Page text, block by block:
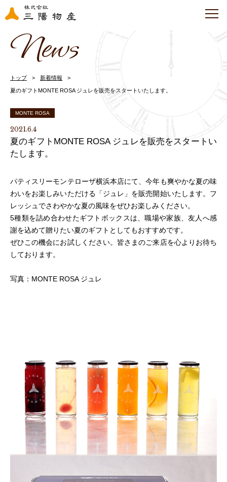
News
トップ 新着情報
夏のギフトMONTE ROSA ジュレを販売をスタートいたします。
MONTE ROSA
2021.6.4
夏のギフトMONTE ROSA ジュレを販売をスタートい
たします。
パティスリーモンテローザ横浜本店にて、今年も爽やかな夏の味
わいをお楽しみいただける「ジュレ」を販売開始いたします。フ
レッシュでさわやかな夏の風味をぜひお楽しみください。
5種類を詰め合わせたギフトボックスは、職場や家族、友人へ感
謝を込めて贈りたい夏のギフトとしてもおすすめです。
ぜひこの機会にお試しください。皆さまのご来店を心よりお待ち
しております。
写真：MONTE ROSA ジュレ